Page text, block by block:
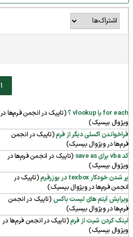
1
for each یا vlookup ؟ (تاپیک در انجمنفرم‌ها در
ویژوال بیسیک)
فراخواندن اکسلی دیگر از فرم(تاپیک در انجمن
فرم‌ها در ویژوال بیسیک)
کد vba برای save as
(تاپیک در انجمنفرم‌ها در
ویژوال بیسیک)
پر شدن خودکار texbox در یوزرفرم
(تاپیک در
انجمنفرم‌ها در ویژوال بیسیک)
ویرایش آیتم های لیست باکس (تاپیک در انجمن
فرم‌ها در ویژوال بیسیک)
لینک کردن شیت از فرم(تاپیک در انجمنفرم‌ها در
ویژوال بیسیک)